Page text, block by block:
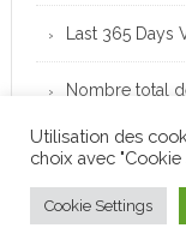
Last 365 Days
Nombre total
Club Loisirs
Utilisation des
choix avec "Cookie
Cookie Settings